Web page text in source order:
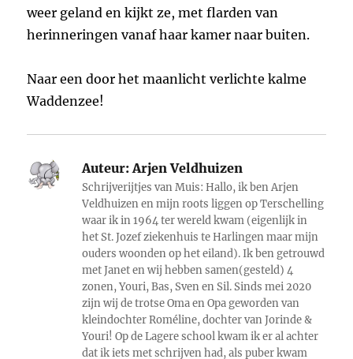
weer geland en kijkt ze, met flarden van
herinneringen vanaf haar kamer naar buiten.
Naar een door het maanlicht verlichte kalme
Waddenzee!
Auteur:Arjen Veldhuizen
Schrijverijtjes van Muis: Hallo, ik ben Arjen
Veldhuizen en mijn roots liggen op Terschelling
waar ik in 1964 ter wereld kwam (eigenlijk in
het St. Jozef ziekenhuis te Harlingen maar mijn
ouders woonden op het eiland). Ik ben getrouwd
met Janet en wij hebben samen(gesteld) 4
zonen, Youri, Bas, Sven en Sil. Sinds mei 2020
zijn wij de trotse Oma en Opa geworden van
kleindochter Roméline, dochter van Jorinde &
Youri! Op de Lagere school kwam ik er al achter
dat ik iets met schrijven had, als puber kwam